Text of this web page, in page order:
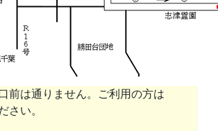
前は通りません。ご利用の方は
さい。